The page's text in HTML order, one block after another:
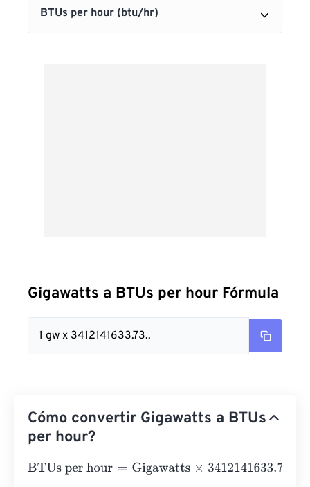
Gigawatts a BTUs per hour Fórmula
1 gw x 3412141633.73..
Cómo convertir Gigawatts a BTUs
per hour?
BTUs per hour=Gigawatts×3412141633.738